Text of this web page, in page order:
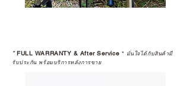
*FULL WARRANTY & After Service * มั่นใจได้กับสินค้ามี
รับประกัน พร้อมบริการหลังการขาย